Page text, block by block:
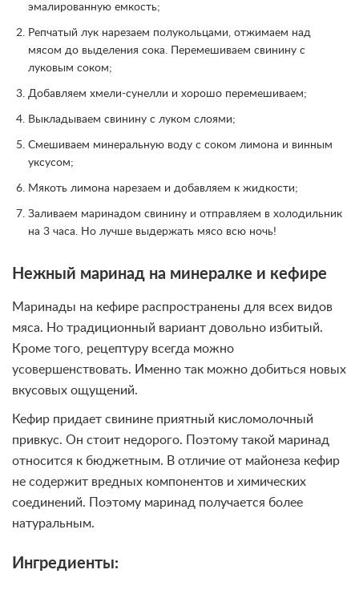
эмалированную емкость;
Репчатый лук нарезаем полукольцами, отжимаем над
мясом до выделения сока. Перемешиваем свинину с
луковым соком;
Добавляем хмели-сунелли и хорошо перемешиваем;
Выкладываем свинину с луком слоями;
Смешиваем минеральную воду с соком лимона и винным
уксусом;
Мякоть лимона нарезаем и добавляем к жидкости;
Заливаем маринадом свинину и отправляем в холодильник
на 3 часа. Но лучше выдержать мясо всю ночь!
Нежный маринад на минералке и кефире
Маринады на кефире распространены для всех видов
мяса. Но традиционный вариант довольно избитый.
Кроме того, рецептуру всегда можно
усовершенствовать. Именно так можно добиться новых
вкусовых ощущений.
Кефир придает свинине приятный кисломолочный
привкус. Он стоит недорого. Поэтому такой маринад
относится к бюджетным. В отличие от майонеза кефир
не содержит вредных компонентов и химических
соединений. Поэтому маринад получается более
натуральным.
Ингредиенты: